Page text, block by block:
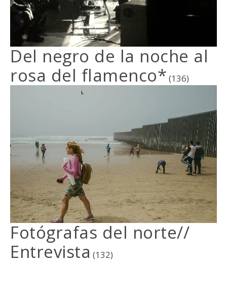
Del negro de la noche al
rosa del flamenco* (136)
Fotógrafas del norte//
Entrevista (132)